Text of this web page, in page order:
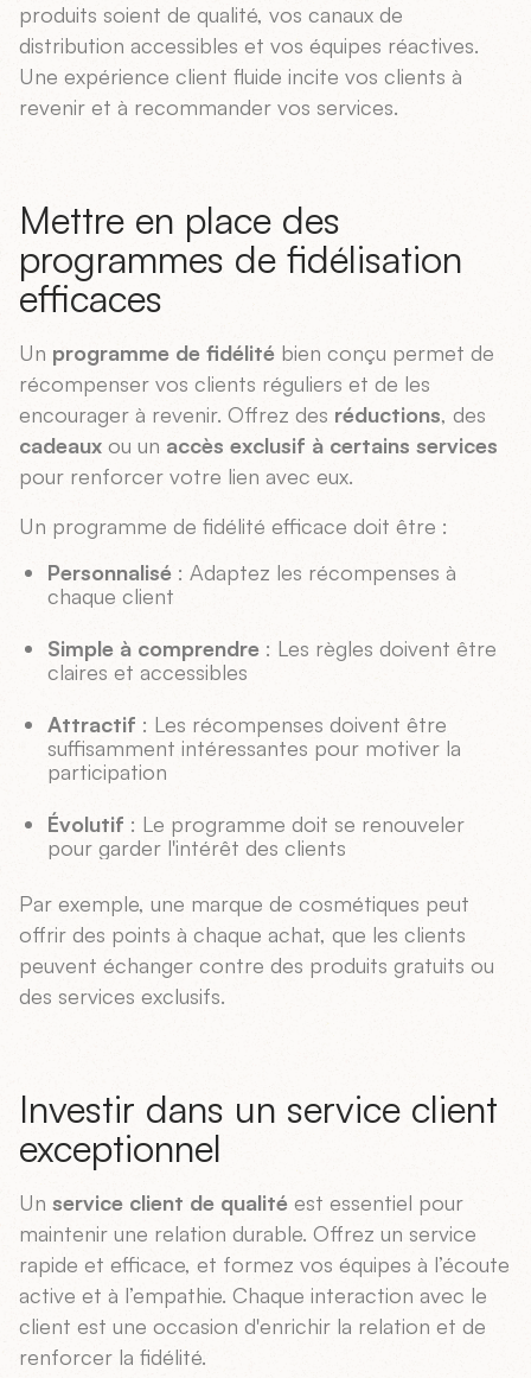
produits soient de qualité, vos canaux de
distribution accessibles et vos équipes réactives.
Une expérience client fluide incite vos clients à
revenir et à recommander vos services.
Mettre en place des
programmes de fidélisation
efficaces
Un programme de fidélité bien conçu permet de
récompenser vos clients réguliers et de les
encourager à revenir. Offrez des réductions, des
cadeaux ou un accès exclusif à certains services
pour renforcer votre lien avec eux.
Un programme de fidélité efficace doit être :
Personnalisé : Adaptez les récompenses à
chaque client
Simple à comprendre : Les règles doivent être
claires et accessibles
Attractif : Les récompenses doivent être
suffisamment intéressantes pour motiver la
participation
Évolutif : Le programme doit se renouveler
pour garder l'intérêt des clients
Par exemple, une marque de cosmétiques peut
offrir des points à chaque achat, que les clients
peuvent échanger contre des produits gratuits ou
des services exclusifs.
Investir dans un service client
exceptionnel
Un service client de qualité est essentiel pour
maintenir une relation durable. Offrez un service
rapide et efficace, et formez vos équipes à l’écoute
active et à l’empathie. Chaque interaction avec le
client est une occasion d'enrichir la relation et de
renforcer la fidélité.